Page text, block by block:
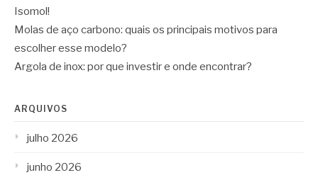
Isomol!
Molas de aço carbono: quais os principais motivos para
escolher esse modelo?
Argola de inox: por que investir e onde encontrar?
ARQUIVOS
julho 2026
junho 2026